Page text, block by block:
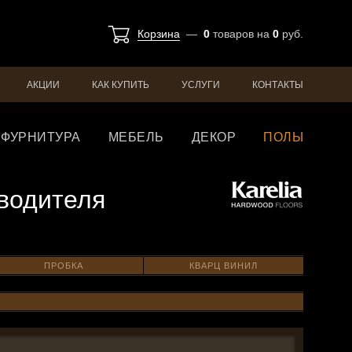
Корзина — 0 товаров на 0 руб.
АКЦИИ КАК КУПИТЬ УСЛУГИ КОНТАКТЫ
ФУРНИТУРА МЕБЕЛЬ ДЕКОР ПОЛЫ
ПРОБКА КВАРЦ ВИНИЛ